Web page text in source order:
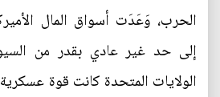
الحرب، وَعَدَت أسواق المال
إلى حد غير عادي بقدر من
الولايات المتحدة كانت قوة